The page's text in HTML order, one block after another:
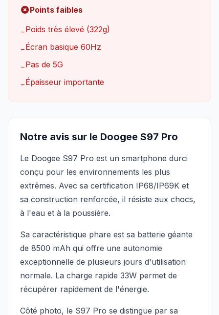
Points faibles
−Poids très élevé (322g)
−Écran basique 60Hz
−Pas de 5G
−Épaisseur importante
Notre avis sur le Doogee S97 Pro
Le Doogee S97 Pro est un smartphone durci
conçu pour les environnements les plus
extrêmes. Avec sa certification IP68/IP69K et
sa construction renforcée, il résiste aux chocs,
à l'eau et à la poussière.
Sa caractéristique phare est sa batterie géante
de 8500 mAh qui offre une autonomie
exceptionnelle de plusieurs jours d'utilisation
normale. La charge rapide 33W permet de
récupérer rapidement de l'énergie.
Côté photo, le S97 Pro se distingue par sa